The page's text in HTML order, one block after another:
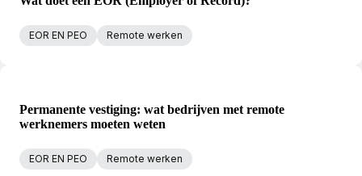
EOR EN PEO Remote werken
Permanente vestiging: wat bedrijven met remote
werknemers moeten weten
EOR EN PEO Remote werken